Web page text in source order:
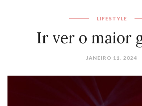
LIFESTYLE
Ir ver o maior
JANEIRO 11, 2024